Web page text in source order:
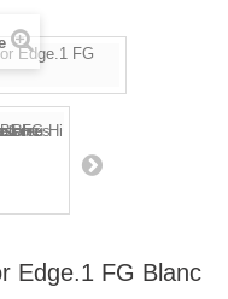
Edge.1 FG Blanc